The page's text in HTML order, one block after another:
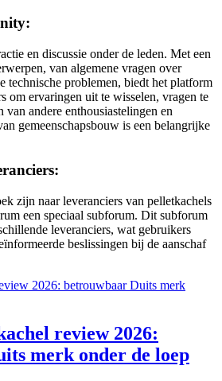
en discussie onder de leden. Met een
van algemene vragen over
technische problemen, biedt het platform
om ervaringen uit te wisselen, vragen te
van andere enthousiastelingen en
gemeenschapsbouw is een belangrijke
zijn naar leveranciers van pelletkachels
een speciaal subforum. Dit subforum
leveranciers, wat gebruikers
beslissingen bij de aanschaf
review 2026:
merk onder de loep